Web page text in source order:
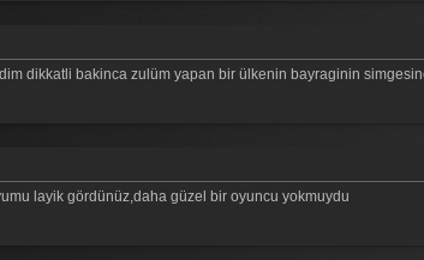
dikkatli bakinca zulüm yapan bir ülkenin bayraginin
layik gördünüz,daha güzel bir oyuncu yokmuydu